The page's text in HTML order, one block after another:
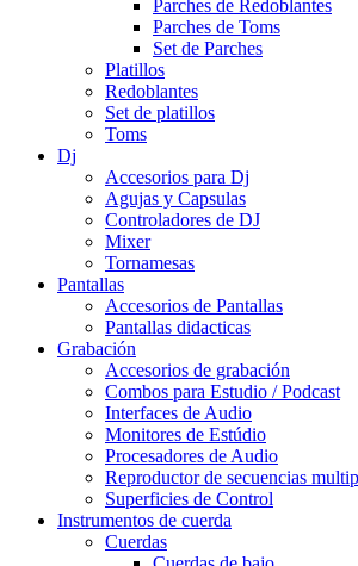
Parches de Redoblantes
Parches de Toms
Set de Parches
Platillos
Redoblantes
Set de platillos
Toms
Dj
Accesorios para Dj
Agujas y Capsulas
Controladores de DJ
Mixer
Tornamesas
Pantallas
Accesorios de Pantallas
Pantallas didacticas
Grabación
Accesorios de grabación
Combos para Estudio / Podcast
Interfaces de Audio
Monitores de Estúdio
Procesadores de Audio
Reproductor de secuencias
Superficies de Control
Instrumentos de cuerda
Cuerdas